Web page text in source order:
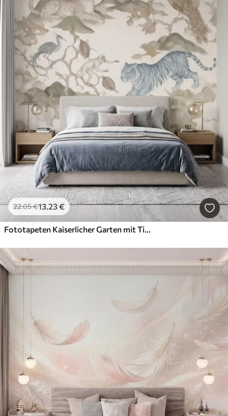
22.05€13.23€
Fototapeten Kaiserlicher Garten mit Tieren im orientalischen Stil – Affe, Leopard, Tiger, Pfau und Reiher